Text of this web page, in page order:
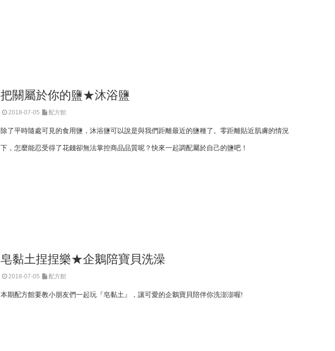
把關屬於你的鹽★沐浴鹽
2018-07-05 配方館
除了平時隨處可見的食用鹽，沐浴鹽可以說是與我們距離最近的鹽種了。零距離貼近肌膚的情況
下，怎麼能忍受得了花錢卻無法掌控商品品質呢？快來一起調配屬於自己的鹽吧！
皂黏土捏捏樂★企鵝陪寶貝洗澡
2018-07-05 配方館
本期配方館要教小朋友們一起玩『皂黏土』，讓可愛的企鵝寶貝陪伴你洗澎澎喔!